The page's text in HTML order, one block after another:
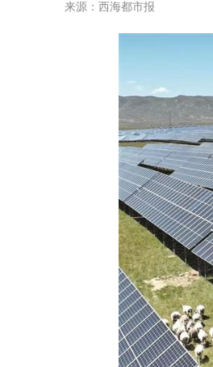
来源： 西海都市报